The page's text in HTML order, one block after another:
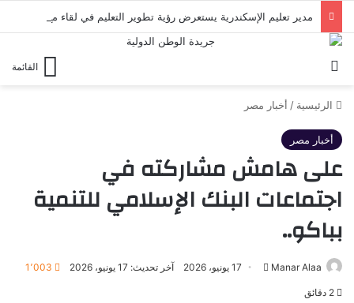
القائمة
الرئيسية / أخبار مصر
أخبار مصر
على هامش مشاركته في
اجتماعات البنك الإسلامي للتنمية
بباكو..
Manar Alaa
أرسل 17 يونيو، 2026 آخر تحديث: 17 يونيو، 2026 1٬003